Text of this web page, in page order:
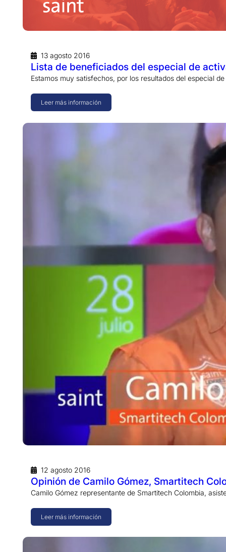
13 agosto 2016
Lista de beneficiados del especial de
Estamos muy satisfechos, por los resultados del especial
Leer más información
12 agosto 2016
Opinión de Camilo Gómez, Smartitech
Camilo Gómez representante de Smartitech Colombia,
Leer más información